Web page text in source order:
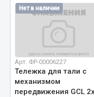
Двигатель
Электрооборудование
Весь раздел
Запчасти Урал
Нет в наличии
Арт. ФР-00006227
Тележка для тали с
механизмом
передвижения GCL